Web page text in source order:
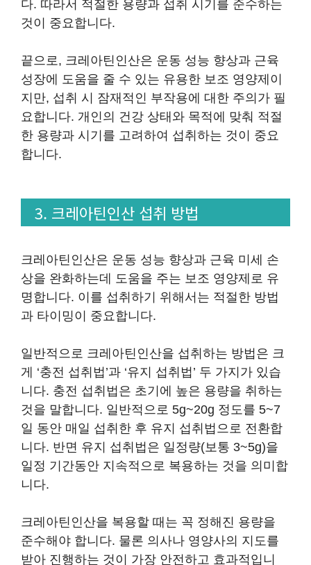
다. 따라서 적절한 용량과 섭취 시기를 준수하는
것이 중요합니다.
끝으로, 크레아틴인산은 운동 성능 향상과 근육
성장에 도움을 줄 수 있는 유용한 보조 영양제이
지만, 섭취 시 잠재적인 부작용에 대한 주의가 필
요합니다. 개인의 건강 상태와 목적에 맞춰 적절
한 용량과 시기를 고려하여 섭취하는 것이 중요
합니다.
3. 크레아틴인산 섭취 방법
크레아틴인산은 운동 성능 향상과 근육 미세 손
상을 완화하는데 도움을 주는 보조 영양제로 유
명합니다. 이를 섭취하기 위해서는 적절한 방법
과 타이밍이 중요합니다.
일반적으로 크레아틴인산을 섭취하는 방법은 크
게 ‘충전 섭취법’과 ‘유지 섭취법’ 두 가지가 있습
니다. 충전 섭취법은 초기에 높은 용량을 취하는
것을 말합니다. 일반적으로 5g~20g 정도를 5~7
일 동안 매일 섭취한 후 유지 섭취법으로 전환합
니다. 반면 유지 섭취법은 일정량(보통 3~5g)을
일정 기간동안 지속적으로 복용하는 것을 의미합
니다.
크레아틴인산을 복용할 때는 꼭 정해진 용량을
준수해야 합니다. 물론 의사나 영양사의 지도를
받아 진행하는 것이 가장 안전하고 효과적입니